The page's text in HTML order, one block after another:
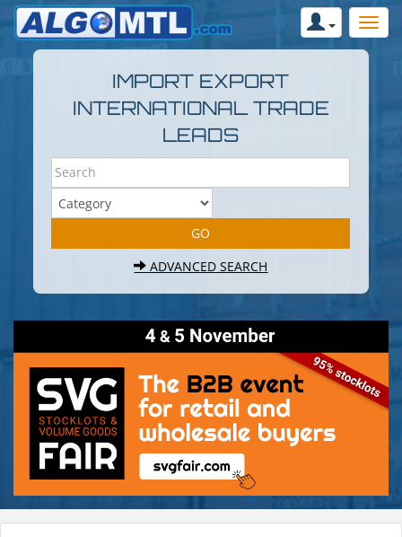
IMPORT EXPORT
INTERNATIONAL TRADE
LEADS
ADVANCED SEARCH